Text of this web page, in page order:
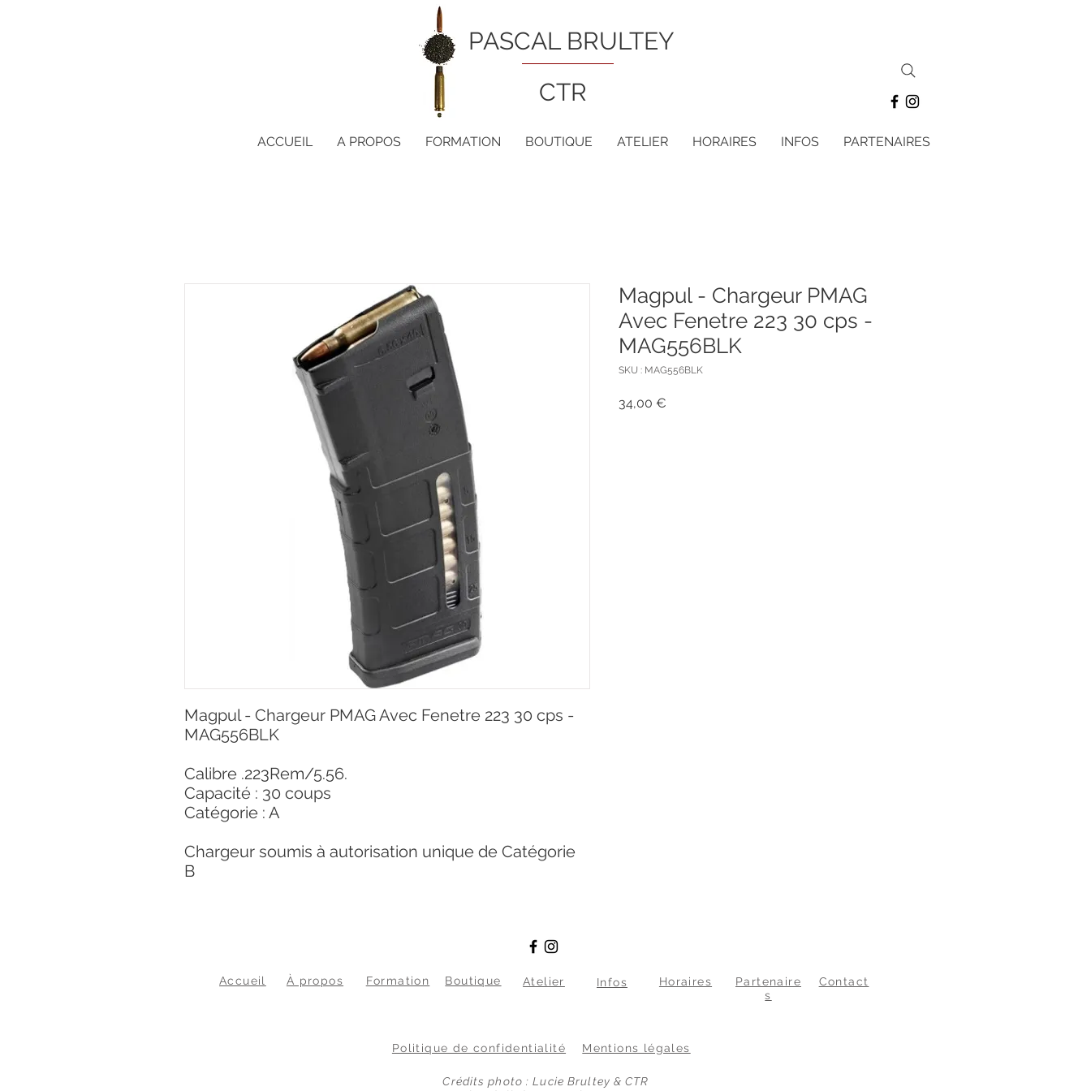
PASCAL BRULTEY
CTR
ACCUEIL A PROPOS FORMATION BOUTIQUE ATELIER HORAIRES INFOS PARTENAIRES
Magpul - Chargeur PMAG Avec Fenetre 223 30 cps -
MAG556BLK
Calibre .223Rem/5.56.
Capacité : 30 coups
Catégorie : A
Chargeur soumis à autorisation unique de Catégorie
B
Magpul - Chargeur PMAG
Avec Fenetre 223 30 cps -
MAG556BLK
SKU : MAG556BLK
34,00 €
Accueil À propos Formation Boutique Atelier Infos Horaires
Partenaire
s
Contact
Mentions légales
Politique de confidentialité
Crédits photo : Lucie Brultey & CTR